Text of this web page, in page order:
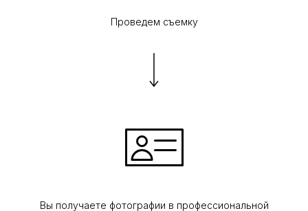
Проведем съемку
Вы получаете фотографии в профессиональной